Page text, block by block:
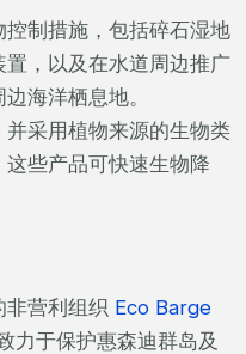
制措施，包括碎石湿地
，以及在水道周边推广
海洋栖息地。
采用植物来源的生物类
些产品可快速生物降
非营利组织 Eco Barge
力于保护惠森迪群岛及